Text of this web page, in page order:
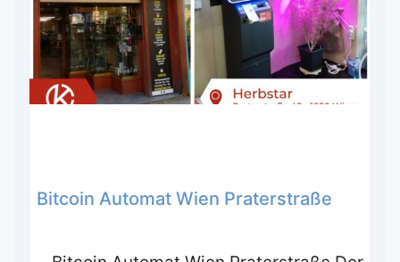
Bitcoin Automat Wien Praterstraße